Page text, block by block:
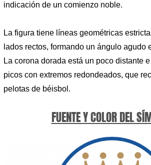
indicación de un comienzo noble.
La figura tiene líneas geométricas
lados rectos, formando un ángulo agudo
La corona dorada está un poco distante
picos con extremos redondeados, que
pelotas de béisbol.
FUENTE Y COLOR DEL